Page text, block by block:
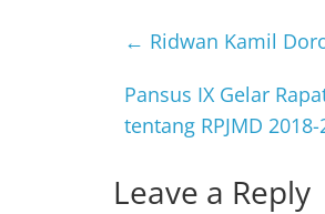
b
o
o
k
← Ridwan Kamil
Pansus IX Gelar
tentang RPJMD
Leave a Reply